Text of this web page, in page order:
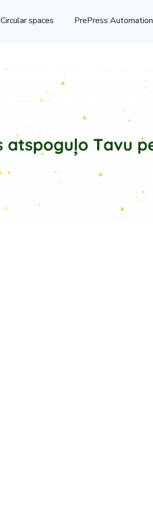
Circular spaces PrePress Automation